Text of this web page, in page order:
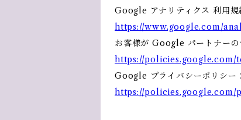
Google アナリティクス 利用規
https://www.google.com/
お客様が Google パートナーの
https://policies.google.com/
Google プライバシーポリシー：
https://policies.google.com/